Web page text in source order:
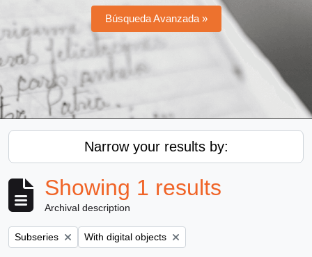
Búsqueda Avanzada »
Narrow your results by:
Showing 1 results
Archival description
Remove filter:
Subseries Remove filter:
With digital objects